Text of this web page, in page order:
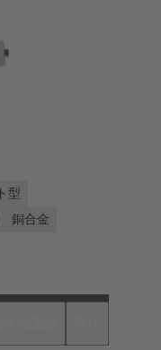
型
銅合金